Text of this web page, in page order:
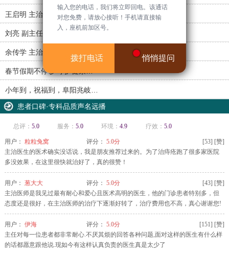
王启明 主治医师
刘亮 副主任医师
余传学 主治医师
春节假期不停诊 守护健康…
小年到，祝福到，阜阳兆岐…
患者口碑·专科品质声名远播
总评：5.0 服务：5.0 环境：4.9 疗效： 5.0
用户： 粒粒兔窝 评分： 5.0分 [53] [赞]
主治医生的医术确实没话说，我是朋友推荐过来的。为了治痔疮跑了很多家医院
多没效果，在这里很快就治好了，真的很赞！
用户： 葱大大 评分： 5.0分 [43] [赞]
主治医师是我见过最有耐心和爱心且医术高明的医生，他的门诊患者特别多，但
态度还是很好，在主治医师的治疗下逐渐好转了，治疗费用也不高，真心谢谢您!
用户： 伊海 评分： 5.0分 [151] [赞]
主任对每一位患者都非常耐心.不厌其烦的回答各种问题,面对这样的医生有什么样
的话都愿意跟他说.现如今有这样认真负责的医生真是太少了
输入您的电话，我们将立即回电。该通话
对您免费，请放心接听！手机请直接输
入，座机前加区号。
拨打电话 悄悄提问